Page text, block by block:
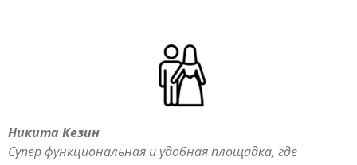
Никита Кезин
Супер функциональная и удобная площадка, где